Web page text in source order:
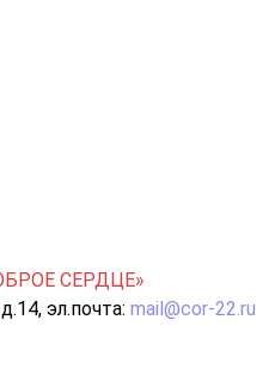
СЕРДЦЕ»
эл.почта: mail@cor-22.ru